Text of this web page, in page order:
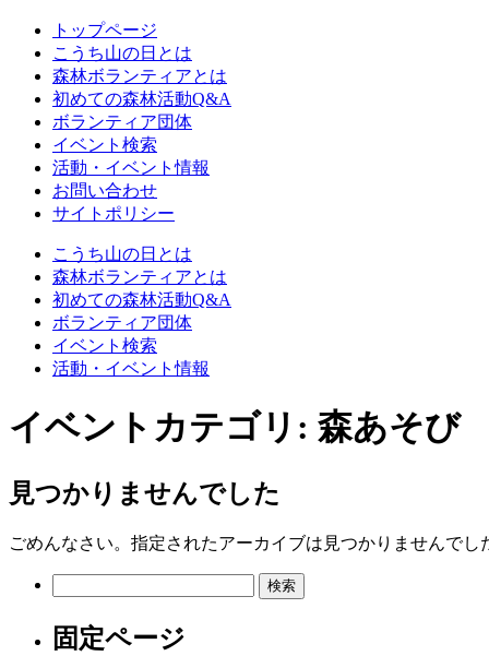
トップページ
こうち山の日とは
森林ボランティアとは
初めての森林活動Q&A
ボランティア団体
イベント検索
活動・イベント情報
お問い合わせ
サイトポリシー
こうち山の日とは
森林ボランティアとは
初めての森林活動Q&A
ボランティア団体
イベント検索
活動・イベント情報
イベントカテゴリ: 森あそび
見つかりませんでした
ごめんなさい。指定されたアーカイブは見つかりませんでし
固定ページ